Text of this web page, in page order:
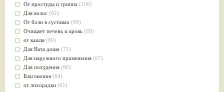
От простуды и гриппа (106)
Для волос (92)
От боли в суставах (89)
Очищает печень и кровь (89)
от кашля (80)
Для Вата доши (75)
Для наружного применения (67)
Для похудения (66)
Благовония (64)
от лихорадки (61)